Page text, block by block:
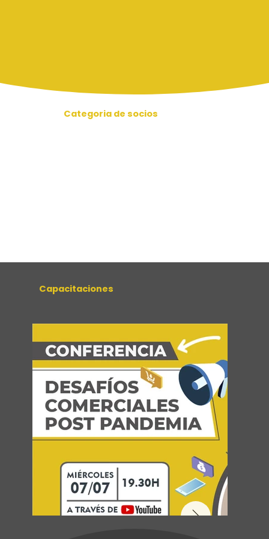
Categoria de socios
Capacitaciones